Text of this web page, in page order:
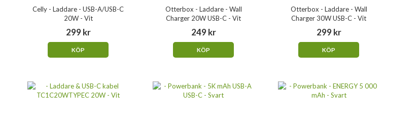
Celly - Laddare - USB-A/USB-C
20W - Vit
299 kr
KÖP
Otterbox - Laddare - Wall
Charger 20W USB-C - Vit
249 kr
KÖP
Otterbox - Laddare - Wall
Charger 30W USB-C - Vit
299 kr
KÖP